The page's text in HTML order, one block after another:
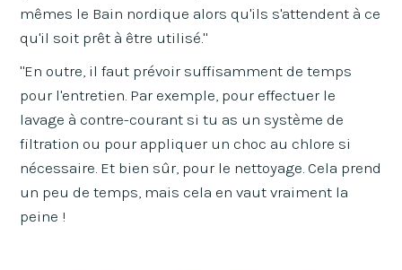
mêmes le Bain nordique alors qu'ils s'attendent à ce
qu'il soit prêt à être utilisé."
"En outre, il faut prévoir suffisamment de temps
pour l'entretien. Par exemple, pour effectuer le
lavage à contre-courant si tu as un système de
filtration ou pour appliquer un choc au chlore si
nécessaire. Et bien sûr, pour le nettoyage. Cela prend
un peu de temps, mais cela en vaut vraiment la
peine !